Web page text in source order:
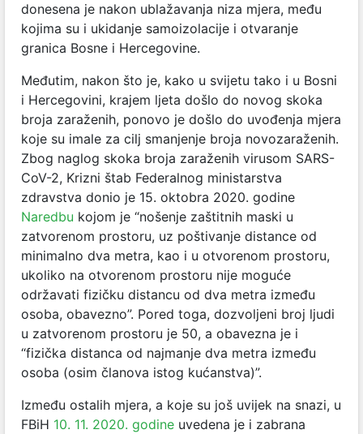
donesena je nakon ublažavanja niza mjera, među
kojima su i ukidanje samoizolacije i otvaranje
granica Bosne i Hercegovine.
Međutim, nakon što je, kako u svijetu tako i u Bosni
i Hercegovini, krajem ljeta došlo do novog skoka
broja zaraženih, ponovo je došlo do uvođenja mjera
koje su imale za cilj smanjenje broja novozaraženih.
Zbog naglog skoka broja zaraženih virusom SARS-
CoV-2, Krizni štab Federalnog ministarstva
zdravstva donio je 15. oktobra 2020. godine
Naredbu kojom je “nošenje zaštitnih maski u
zatvorenom prostoru, uz poštivanje distance od
minimalno dva metra, kao i u otvorenom prostoru,
ukoliko na otvorenom prostoru nije moguće
održavati fizičku distancu od dva metra između
osoba, obavezno”. Pored toga, dozvoljeni broj ljudi
u zatvorenom prostoru je 50, a obavezna je i
“fizička distanca od najmanje dva metra između
osoba (osim članova istog kućanstva)”.
Između ostalih mjera, a koje su još uvijek na snazi, u
FBiH 10. 11. 2020. godine uvedena je i zabrana